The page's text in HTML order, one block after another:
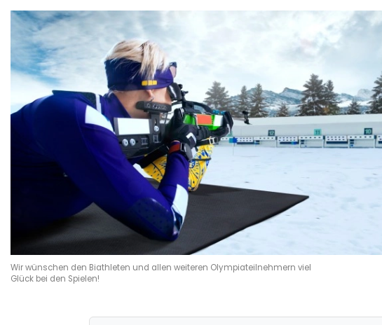
Wir wünschen den Biathleten und allen weiteren Olympiateilnehmern viel
Glück bei den Spielen!